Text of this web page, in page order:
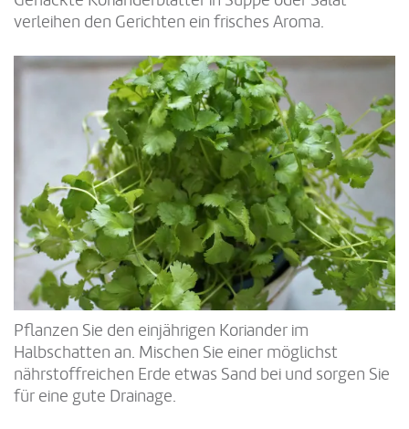
verleihen den Gerichten ein frisches Aroma.
Pflanzen Sie den einjährigen Koriander im
Halbschatten an. Mischen Sie einer möglichst
nährstoffreichen Erde etwas Sand bei und sorgen Sie
für eine gute Drainage.